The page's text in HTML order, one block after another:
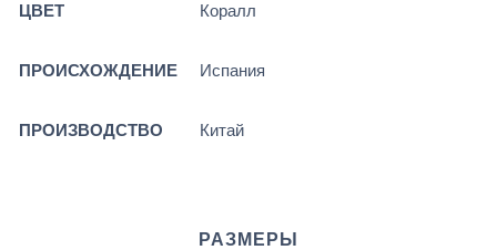
ЦВЕТ Коралл
ПРОИСХОЖДЕНИЕ Испания
ПРОИЗВОДСТВО Китай